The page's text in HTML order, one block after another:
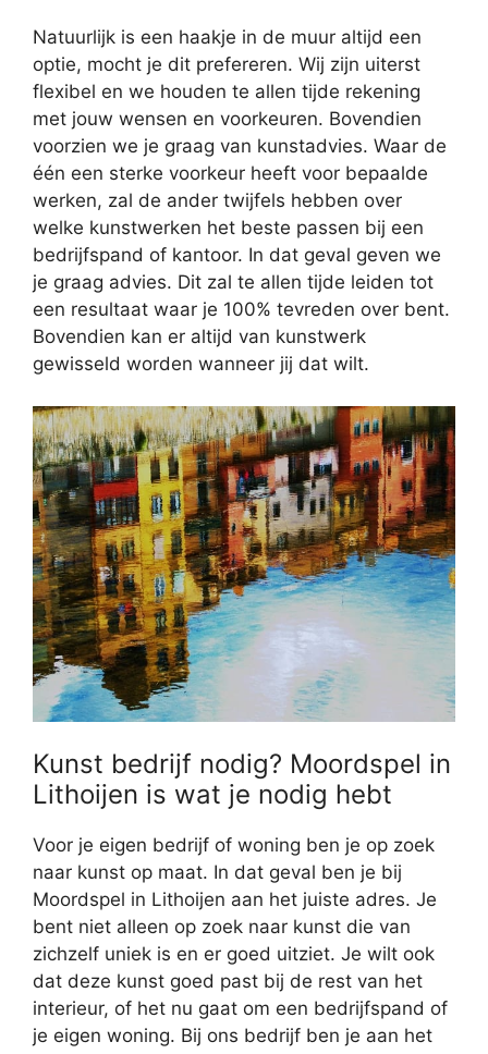
Natuurlijk is een haakje in de muur altijd een
optie, mocht je dit prefereren. Wij zijn uiterst
flexibel en we houden te allen tijde rekening
met jouw wensen en voorkeuren. Bovendien
voorzien we je graag van kunstadvies. Waar de
één een sterke voorkeur heeft voor bepaalde
werken, zal de ander twijfels hebben over
welke kunstwerken het beste passen bij een
bedrijfspand of kantoor. In dat geval geven we
je graag advies. Dit zal te allen tijde leiden tot
een resultaat waar je 100% tevreden over bent.
Bovendien kan er altijd van kunstwerk
gewisseld worden wanneer jij dat wilt.
Kunst bedrijf nodig? Moordspel in
Lithoijen is wat je nodig hebt
Voor je eigen bedrijf of woning ben je op zoek
naar kunst op maat. In dat geval ben je bij
Moordspel in Lithoijen aan het juiste adres. Je
bent niet alleen op zoek naar kunst die van
zichzelf uniek is en er goed uitziet. Je wilt ook
dat deze kunst goed past bij de rest van het
interieur, of het nu gaat om een bedrijfspand of
je eigen woning. Bij ons bedrijf ben je aan het